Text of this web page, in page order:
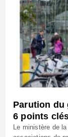
Parution du
6 points
Le ministère de